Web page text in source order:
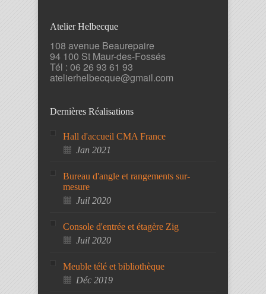
Atelier Helbecque
108 avenue Beaurepaire
94 100 St Maur-des-Fossés
Tél : 06 26 93 61 93
atelierhelbecque@gmail.com
Dernières Réalisations
Hall d'accueil CMA France
Jan 2021
Bureau d'angle et rangements sur-
mesure
Juil 2020
Console d'entrée et étagère Zig
Juil 2020
Meuble télé et bibliothèque
Déc 2019